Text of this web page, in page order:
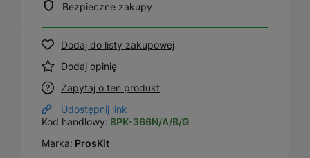
Bezpieczne zakupy
Dodaj do listy zakupowej
Dodaj opinię
Zapytaj o ten produkt
Udostępnij link
Kod handlowy: 8PK-366N/A/B/G
Marka: ProsKit